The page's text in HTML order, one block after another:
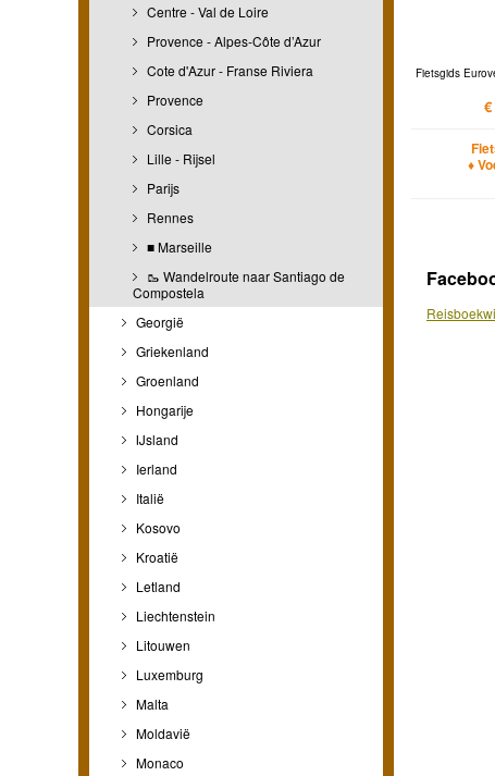
Centre - Val de Loire
Provence - Alpes-Côte d’Azur
Cote d'Azur - Franse Riviera
Provence
Corsica
Lille - Rijsel
Parijs
Rennes
■ Marseille
🥾 Wandelroute naar Santiago de
Compostela
Georgië
Griekenland
Groenland
Hongarije
IJsland
Ierland
Italië
Kosovo
Kroatië
Letland
Liechtenstein
Litouwen
Luxemburg
Malta
Moldavië
Monaco
Fietsgids
♦